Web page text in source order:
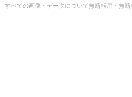
べての画像・データについて無断転用・無断